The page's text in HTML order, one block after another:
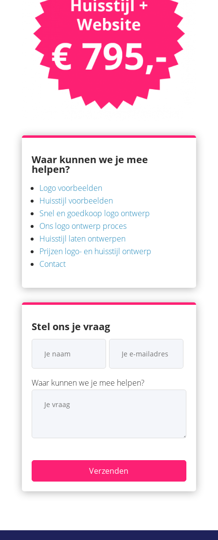
Waar kunnen we je mee
helpen?
Logo voorbeelden
Huisstijl voorbeelden
Snel en goedkoop logo ontwerp
Ons logo ontwerp proces
Huisstijl laten ontwerpen
Prijzen logo- en huisstijl ontwerp
Contact
Stel ons je vraag
Waar kunnen we je mee helpen?